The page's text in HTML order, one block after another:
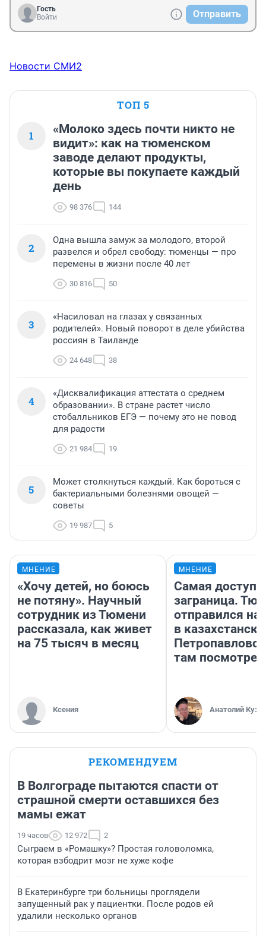
Гость
Войти
Отправить
Новости СМИ2
ТОП 5
1
«Молоко здесь почти никто не
видит»: как на тюменском
заводе делают продукты,
которые вы покупаете каждый
день
98 376 144
2
Одна вышла замуж за молодого, второй
развелся и обрел свободу: тюменцы — про
перемены в жизни после 40 лет
30 816 50
3
«Насиловал на глазах у связанных
родителей». Новый поворот в деле убийства
россиян в Таиланде
24 648 38
4
«Дисквалификация аттестата о среднем
образовании». В стране растет число
стобалльников ЕГЭ — почему это не повод
для радости
21 984 19
5
Может столкнуться каждый. Как бороться с
бактериальными болезнями овощей —
советы
19 987 5
МНЕНИЕ
«Хочу детей, но боюсь
не потяну». Научный
сотрудник из Тюмени
рассказала, как живет
на 75 тысяч в месяц
Ксения
МНЕНИЕ
Самая
заграница.
отправился
в
там
Анатолий
РЕКОМЕНДУЕМ
В Волгограде пытаются спасти от
страшной смерти оставшихся без
мамы ежат
19 часов 12 972 2
Сыграем в «Ромашку»? Простая головоломка,
которая взбодрит мозг не хуже кофе
В Екатеринбурге три больницы проглядели
запущенный рак у пациентки. После родов ей
удалили несколько органов